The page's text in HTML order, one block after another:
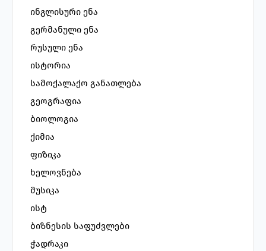
ინგლისური ენა
გერმანული ენა
რუსული ენა
ისტორია
სამოქალაქო განათლება
გეოგრაფია
ბიოლოგია
ქიმია
ფიზიკა
ხელოვნება
მუსიკა
ისტ
ბიზნესის საფუძვლები
ჭადრაკი